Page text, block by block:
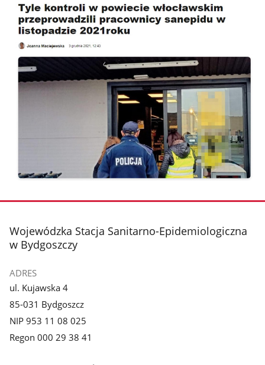
stopka
Wojewódzka Stacja Sanitarno-Epidemiologiczna
w Bydgoszczy
ADRES
ul. Kujawska 4
85-031 Bydgoszcz
NIP 953 11 08 025
Regon 000 29 38 41